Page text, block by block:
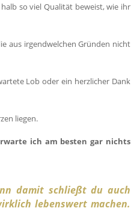
so viel Qualität beweist, wie ihr
aus irgendwelchen Gründen nicht
Lob oder ein herzlicher Dank
liegen.
ich am besten gar nichts
damit schließt du auch
lebenswert machen.